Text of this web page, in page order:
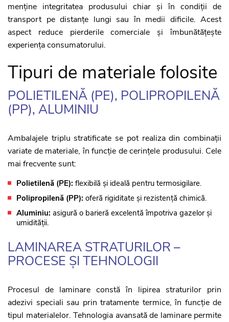
menține integritatea produsului chiar și în condiții de
transport pe distanțe lungi sau în medii dificile. Acest
aspect reduce pierderile comerciale și îmbunătățește
experiența consumatorului.
Tipuri de materiale folosite
POLIETILENĂ (PE), POLIPROPILENĂ
(PP), ALUMINIU
Ambalajele triplu stratificate se pot realiza din combinații
variate de materiale, în funcție de cerințele produsului. Cele
mai frecvente sunt:
Polietilenă (PE): flexibilă și ideală pentru termosigilare.
Polipropilenă (PP): oferă rigiditate și rezistență chimică.
Aluminiu: asigură o barieră excelentă împotriva gazelor și
umidității.
LAMINAREA STRATURILOR –
PROCESE ȘI TEHNOLOGII
Procesul de laminare constă în lipirea straturilor prin
adezivi speciali sau prin tratamente termice, în funcție de
tipul materialelor. Tehnologia avansată de laminare permite